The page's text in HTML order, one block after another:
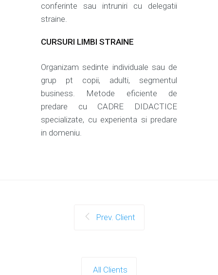
conferinte sau intruniri cu delegatii
straine.
CURSURI LIMBI STRAINE
Organizam sedinte individuale sau de
grup pt copii, adulti, segmentul
business. Metode eficiente de
predare cu CADRE DIDACTICE
specializate, cu experienta si predare
in domeniu.
Prev. Client
All Clients